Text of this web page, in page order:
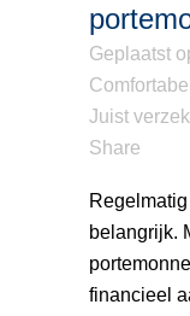
Geplaatst
Juist
Share
belangrijk.
financieel